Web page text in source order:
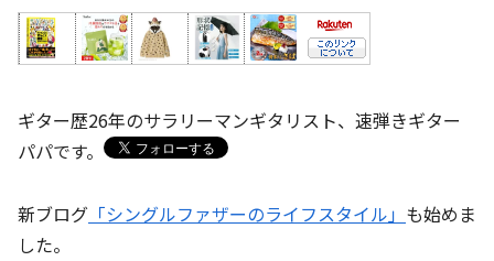
ギター歴26年のサラリーマンギタリスト、速弾きギター
パパです。
新ブログ 「シングルファザーのライフスタイル」 も始めま
した。